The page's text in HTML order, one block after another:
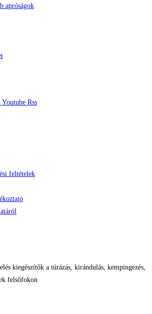
apróságok
Youtube Rss
feltételek
kiegészítők a túrázás, kirándulás, kempingezés,
felsőfokon